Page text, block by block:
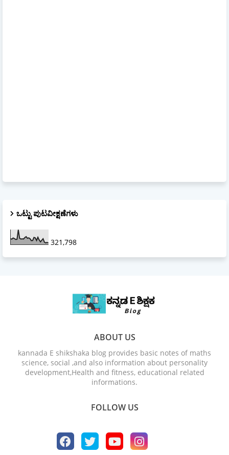
ಒಟ್ಟು ಪುಟವೀಕ್ಷಣೆಗಳು
321,798
ABOUT US
kannada E shikshaka blog provides basic notes of maths
science, social ,and also information about personality
development,Health and fitness, educational related
informations.
FOLLOW US